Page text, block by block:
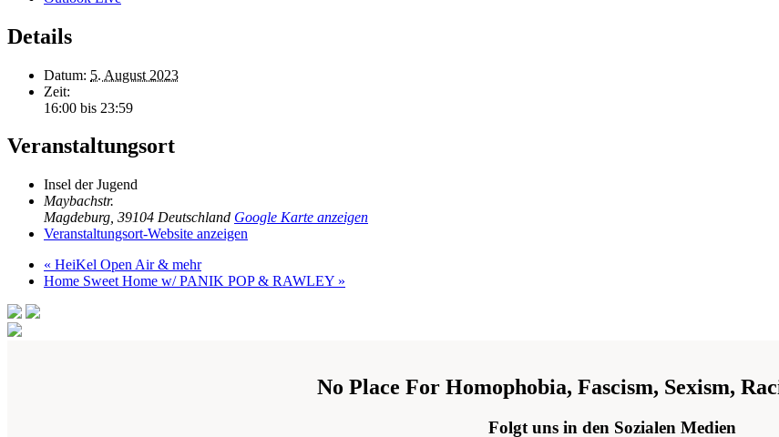
Details
Datum: 5. August 2023
Zeit:
16:00 bis 23:59
Veranstaltungsort
Insel der Jugend
Maybachstr.
Magdeburg 39104 Deutschland Google Karte anzeigen
Veranstaltungsort-Website anzeigen
« HeiKel Open Air & mehr
Home Sweet Home w/ PANIK POP & RAWLEY »
No Place For Homophobia, Fascism, Sexism,
Folgt uns in den Sozialen Medien